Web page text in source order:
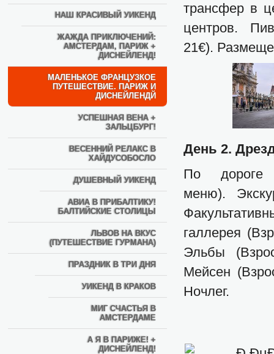
НАШ КРАСИВЫЙ УИКЕНД
ЖАЖДА ПРИКЛЮЧЕНИЙ:
АМСТЕРДАМ, ПАРИЖ +
ДИСНЕЙЛЕНД!
МАЛЕНЬКОЕ ФРАНЦУЗКОЕ
ПУТЕШЕСТВИЕ. ПАРИЖ И
ДИСНЕЙЛЕНДЙ
УСПЕШНАЯ ВЕНА +
ЗАЛЬЦБУРГ!
ВЕСЕННИЙ РЕЛАКС В
ХАЙДУСОБОСЛО
ДУШЕВНЫЙ УИКЕНД
АВИА В ПРИБАЛТИКУ!
БАЛТИЙСКИЕ СТОЛИЦЫ
ЛЬВОВ НА ВКУС
(ПУТЕШЕСТВИЕ ГУРМАНА)
ПРАЗДНИК В ТРИ ДНЯ
УИКЕНД В КРАКОВ
МИГ СЧАСТЬЯ В
АМСТЕРДАМЕ
А Я В ПАРИЖЕ! +
ДИСНЕЙЛЕНД!
трансфер в
центров.
21€).
День 2.
По дороге
меню).
галлерея
Эльбы
Мейсен
Ночлег.